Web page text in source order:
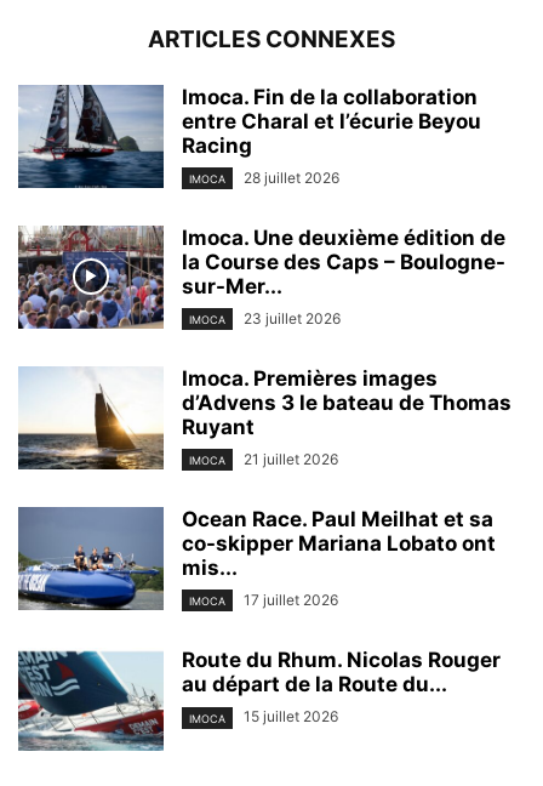
ARTICLES CONNEXES
Imoca. Fin de la collaboration
entre Charal et l’écurie Beyou
Racing
IMOCA 28 juillet 2026
Imoca. Une deuxième édition de
la Course des Caps – Boulogne-
sur-Mer...
IMOCA 23 juillet 2026
Imoca. Premières images
d’Advens 3 le bateau de Thomas
Ruyant
IMOCA 21 juillet 2026
Ocean Race. Paul Meilhat et sa
co-skipper Mariana Lobato ont
mis...
IMOCA 17 juillet 2026
Route du Rhum. Nicolas Rouger
au départ de la Route du...
IMOCA 15 juillet 2026